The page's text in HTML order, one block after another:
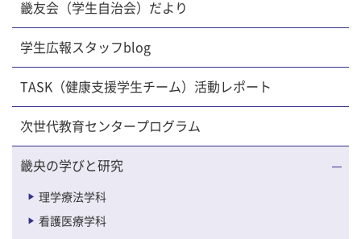
畿友会（学生自治会）だより
学生広報スタッフblog
TASK（健康支援学生チーム）活動レポート
次世代教育センタープログラム
畿央の学びと研究
理学療法学科
看護医療学科